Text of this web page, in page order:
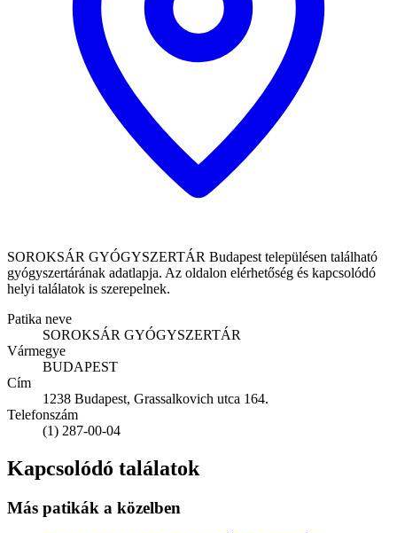
SOROKSÁR GYÓGYSZERTÁR Budapest településen található
gyógyszertárának adatlapja. Az oldalon elérhetőség és kapcsolódó
helyi találatok is szerepelnek.
Patika neve
SOROKSÁR GYÓGYSZERTÁR
Vármegye
BUDAPEST
Cím
1238 Budapest, Grassalkovich utca 164.
Telefonszám
(1) 287-00-04
Kapcsolódó találatok
Más patikák a közelben